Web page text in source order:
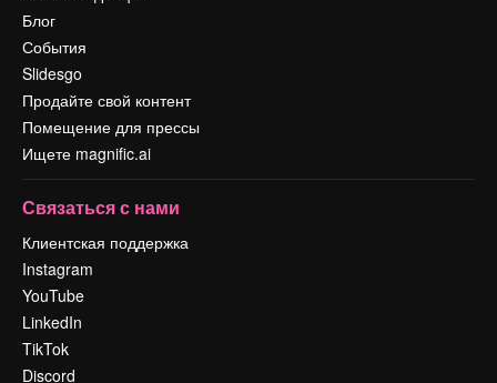
Блог
События
Slidesgo
Продайте свой контент
Помещение для прессы
Ищете magnific.ai
Связаться с нами
Клиентская поддержка
Instagram
YouTube
LinkedIn
TikTok
Discord